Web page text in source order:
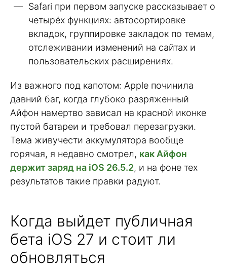
Safari при первом запуске рассказывает о
четырёх функциях: автосортировке
вкладок, группировке закладок по темам,
отслеживании изменений на сайтах и
пользовательских расширениях.
Из важного под капотом: Apple починила
давний баг, когда глубоко разряженный
Айфон намертво зависал на красной иконке
пустой батареи и требовал перезагрузки.
Тема живучести аккумулятора вообще
горячая, я недавно смотрел, как Айфон
держит заряд на iOS 26.5.2, и на фоне тех
результатов такие правки радуют.
Когда выйдет публичная
бета iOS 27 и стоит ли
обновляться